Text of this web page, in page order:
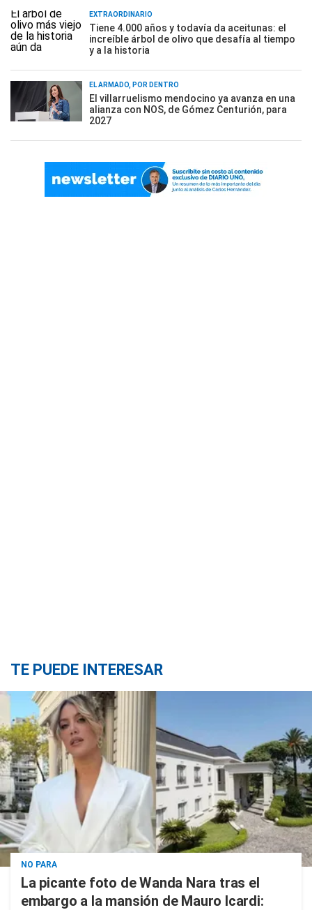
EXTRAORDINARIO
Tiene 4.000 años y todavía da aceitunas: el
increíble árbol de olivo que desafía al tiempo
y a la historia
EL ARMADO, POR DENTRO
El villarruelismo mendocino ya avanza en una
alianza con NOS, de Gómez Centurión, para
2027
TE PUEDE INTERESAR
NO PARA
La picante foto de Wanda Nara tras el
embargo a la mansión de Mauro Icardi: